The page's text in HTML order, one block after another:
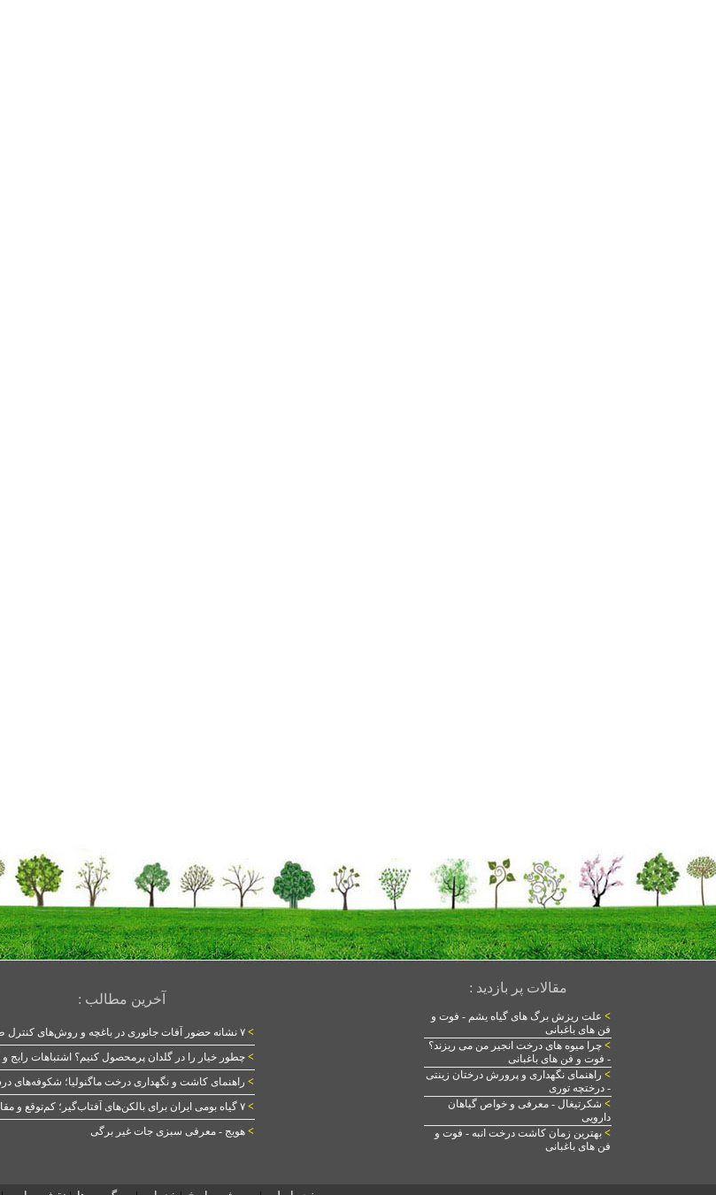
آخرین مطالب :
> ۷ نشانه حضور آفات جانوری در باغچه و روش‌های کنترل طبیعی
> چطور خیار را در گلدان پرمحصول کنیم؟ اشتباهات رایج و
> راهنمای کاشت و نگهداری درخت ماگنولیا؛ شکوفه‌های
> ۷ گیاه بومی ایران برای بالکن‌های آفتاب‌گیر؛ کم‌توقع و مقاوم
> هویج - معرفی سبزی جات غیر برگی
مقالات پر بازدید :
> علت ریزش برگ های گیاه یشم - فوت و
فن های باغبانی
> چرا میوه های درخت انجیر من می ریزند؟
- فوت و فن های باغبانی
> راهنمای نگهداری و پرورش درختان زینتی
- درختچه توری
> شکرتیغال - معرفی و خواص گیاهان
دارویی
> بهترین زمان کاشت درخت انبه - فوت و
فن های باغبانی